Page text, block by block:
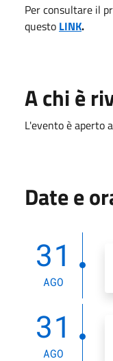
Per consultare il
questo LINK.
A chi è
L'evento è aperto
Date e
31
AGO
31
AGO